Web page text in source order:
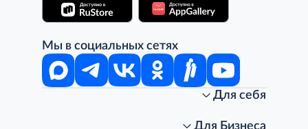
Мы в социальных сетях
Для себя
Стань клиентом METRO
Для Бизнеса